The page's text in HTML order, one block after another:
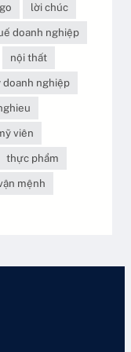
lời chúc
doanh nghiệp
nội thất
doanh nghiệp
viên
thực phẩm
mệnh